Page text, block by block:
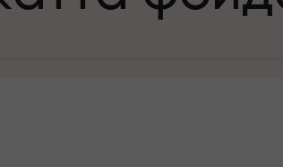
учун